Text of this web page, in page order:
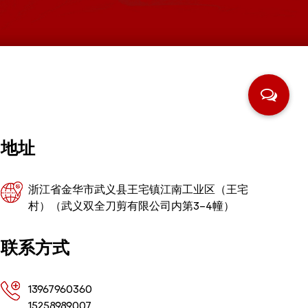
地址
浙江省金华市武义县王宅镇江南工业区（王宅
村）（武义双全刀剪有限公司内第3-4幢）
联系方式
13967960360
15258989007